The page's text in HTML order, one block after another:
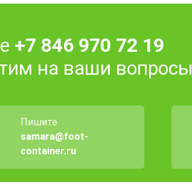
+7 846 970 72 19
на ваши вопросы
Пишите
samara@foot-
container.ru